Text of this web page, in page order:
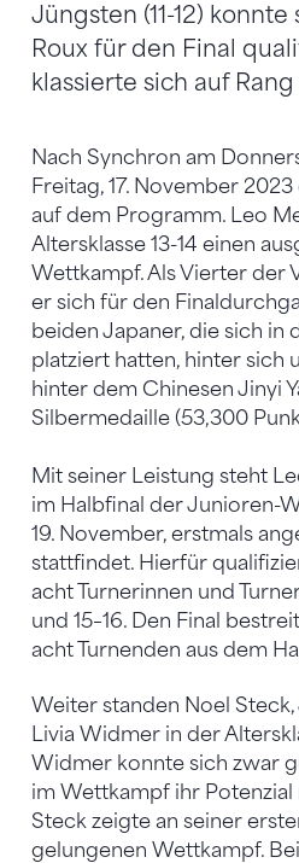
Jüngsten (11-12)
Roux für den Final
klassierte sich auf Rang
Nach Synchron am
Freitag, 17. November
auf dem Programm. Leo
Altersklasse 13-14 einen
Wettkampf. Als Vierter der
er sich für den
beiden Japaner, die sich in
platziert hatten, hinter sich
hinter dem Chinesen Jinyi
Silbermedaille (53,300
Mit seiner Leistung steht
im Halbfinal der Junioren-
19. November, erstmals
stattfindet. Hierfür
acht Turnerinnen und
und 15–16. Den Final
acht Turnenden aus dem
Weiter standen Noel
Livia Widmer in der
Widmer konnte sich zwar
im Wettkampf ihr Potenzial
Steck zeigte an seiner
gelungenen Wettkampf.